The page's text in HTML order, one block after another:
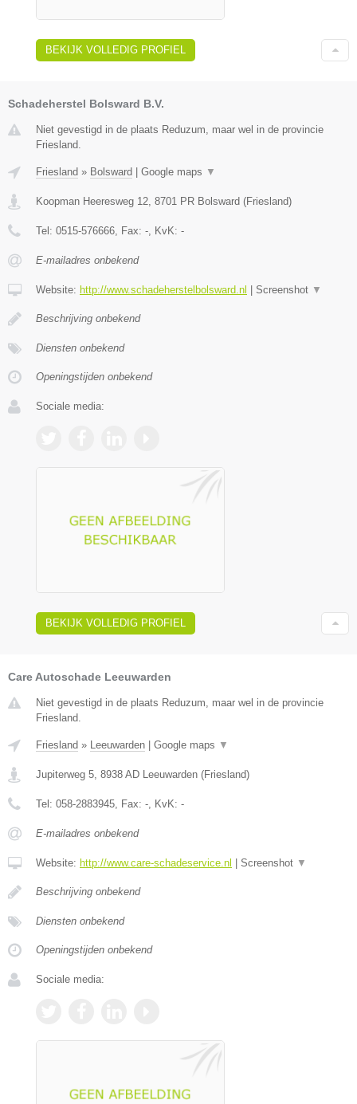
BEKIJK VOLLEDIG PROFIEL
Schadeherstel Bolsward B.V.
Niet gevestigd in de plaats Reduzum, maar wel in de provincie
Friesland.
Friesland » Bolsward | Google maps ▼
Koopman Heeresweg 12 8701 PR Bolsward (Friesland)
Tel: 0515-576666 , Fax: - , KvK: -
E-mailadres onbekend
Website: http://www.schadeherstelbolsward.nl | Screenshot ▼
Beschrijving onbekend
Diensten onbekend
Openingstijden onbekend
Sociale media:
BEKIJK VOLLEDIG PROFIEL
Care Autoschade Leeuwarden
Niet gevestigd in de plaats Reduzum, maar wel in de provincie
Friesland.
Friesland » Leeuwarden Google maps ▼
Jupiterweg 5, 8938 AD Leeuwarden (Friesland)
Tel: 058-2883945, Fax: -, KvK: -
E-mailadres onbekend
Website: http://www.care-schadeservice.nl Screenshot ▼
Beschrijving onbekend
Diensten onbekend
Openingstijden onbekend
Sociale media: